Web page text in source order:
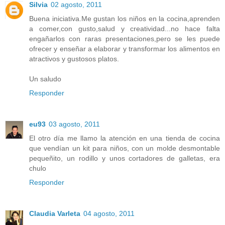
Silvia 02 agosto, 2011
Buena iniciativa.Me gustan los niños en la cocina,aprenden
a comer,con gusto,salud y creatividad...no hace falta
engañarlos con raras presentaciones,pero se les puede
ofrecer y enseñar a elaborar y transformar los alimentos en
atractivos y gustosos platos.
Un saludo
Responder
eu93 03 agosto, 2011
El otro día me llamo la atención en una tienda de cocina
que vendían un kit para niños, con un molde desmontable
pequeñito, un rodillo y unos cortadores de galletas, era
chulo
Responder
Claudia Varleta 04 agosto, 2011